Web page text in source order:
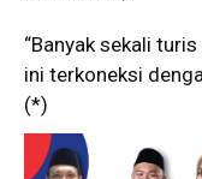
“Banyak sekali
ini terkoneksi
(*)